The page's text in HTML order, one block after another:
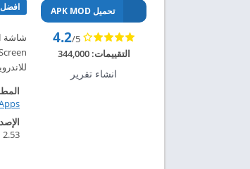
افضل
للاندرويد 2024 –
تحميل APK MOD
4.2/5
التقييمات:344,000
انشاء تقرير
2.53